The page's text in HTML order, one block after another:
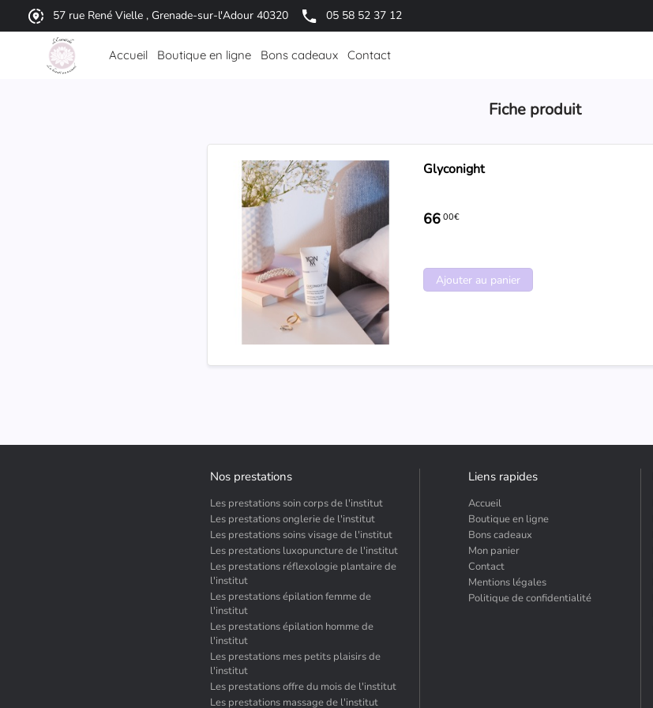
57 rue René Vielle , Grenade-sur-l'Adour 40320 05 58 52 37 12
Accueil Boutique en ligne Bons cadeaux Contact
Fiche produit
Glyconight
66 00€
Ajouter au panier
Nos prestations
Les prestations soin corps de l'institut
Les prestations onglerie de l'institut
Les prestations soins visage de l'institut
Les prestations luxopuncture de l'institut
Les prestations réflexologie plantaire de
l'institut
Les prestations épilation femme de
l'institut
Les prestations épilation homme de
l'institut
Les prestations mes petits plaisirs de
l'institut
Les prestations offre du mois de l'institut
Les prestations massage de l'institut
Liens rapides
Accueil
Boutique en ligne
Bons cadeaux
Mon panier
Contact
Mentions légales
Politique de confidentialité